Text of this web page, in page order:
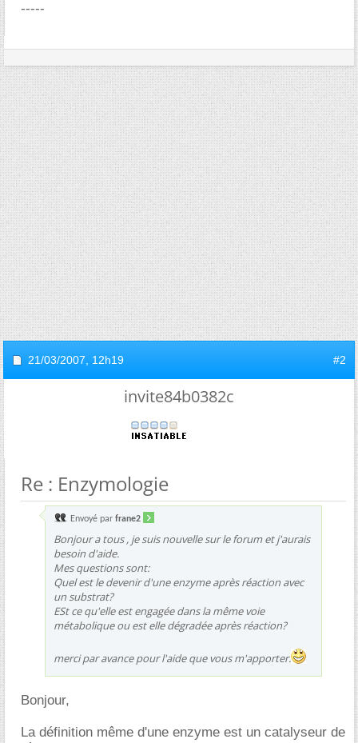
-----
21/03/2007, 12h19 #2
invite84b0382c
Re : Enzymologie
Envoyé par frane2
Bonjour a tous , je suis nouvelle sur le forum et j'aurais
besoin d'aide.
Mes questions sont:
Quel est le devenir d'une enzyme après réaction avec
un substrat?
ESt ce qu'elle est engagée dans la même voie
métabolique ou est elle dégradée après réaction?
merci par avance pour l'aide que vous m'apporter.
Bonjour,
La définition même d'une enzyme est un catalyseur de